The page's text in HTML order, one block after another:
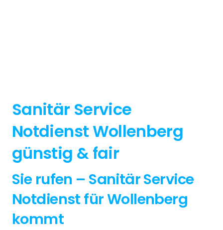
Sanitär Service
Notdienst Wollenberg
günstig & fair
Sie rufen – Sanitär Service
Notdienst für Wollenberg
kommt